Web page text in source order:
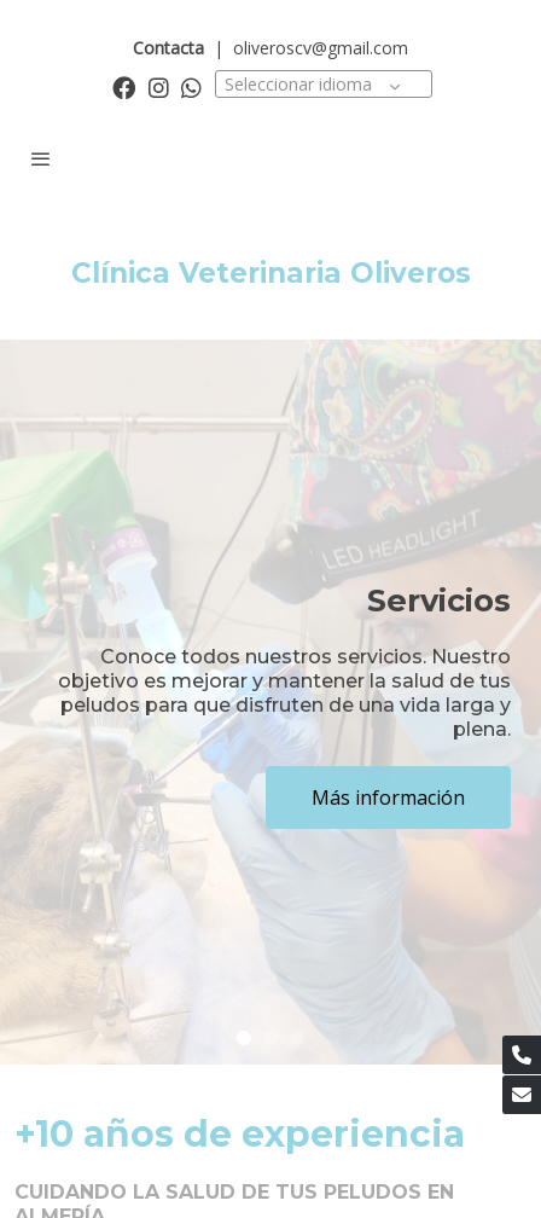
Contacta | oliveroscv@gmail.com
Seleccionar idioma
Clínica Veterinaria Oliveros
Servicios
Conoce todos nuestros servicios. Nuestro
objetivo es mejorar y mantener la salud de tus
peludos para que disfruten de una vida larga y
plena.
Más información
+10 años de experiencia
CUIDANDO LA SALUD DE TUS PELUDOS EN